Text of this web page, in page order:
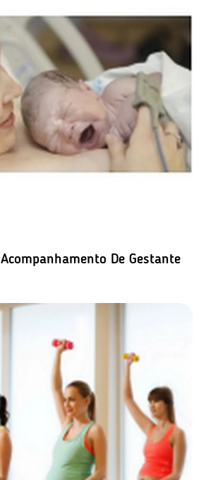
De Gestante